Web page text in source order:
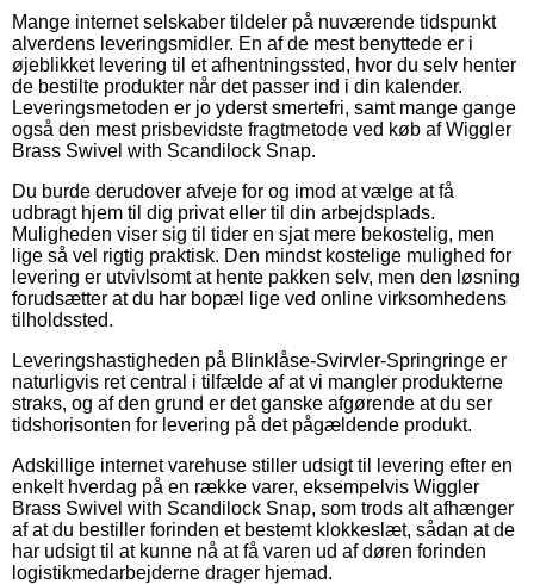
Mange internet selskaber tildeler på nuværende tidspunkt
alverdens leveringsmidler. En af de mest benyttede er i
øjeblikket levering til et afhentningssted, hvor du selv henter
de bestilte produkter når det passer ind i din kalender.
Leveringsmetoden er jo yderst smertefri, samt mange gange
også den mest prisbevidste fragtmetode ved køb af Wiggler
Brass Swivel with Scandilock Snap.
Du burde derudover afveje for og imod at vælge at få
udbragt hjem til dig privat eller til din arbejdsplads.
Muligheden viser sig til tider en sjat mere bekostelig, men
lige så vel rigtig praktisk. Den mindst kostelige mulighed for
levering er utvivlsomt at hente pakken selv, men den løsning
forudsætter at du har bopæl lige ved online virksomhedens
tilholdssted.
Leveringshastigheden på Blinklåse-Svirvler-Springringe er
naturligvis ret central i tilfælde af at vi mangler produkterne
straks, og af den grund er det ganske afgørende at du ser
tidshorisonten for levering på det pågældende produkt.
Adskillige internet varehuse stiller udsigt til levering efter en
enkelt hverdag på en række varer, eksempelvis Wiggler
Brass Swivel with Scandilock Snap, som trods alt afhænger
af at du bestiller forinden et bestemt klokkeslæt, sådan at de
har udsigt til at kunne nå at få varen ud af døren forinden
logistikmedarbejderne drager hjemad.